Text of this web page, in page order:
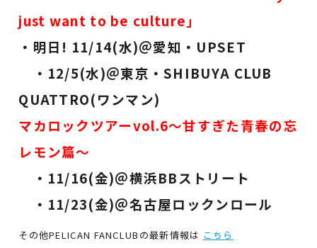
just want to be culture」
・明日! 11/14(水)＠愛知・UPSET
・12/5(水)＠東京・SHIBUYA CLUB
QUATTRO(ワンマン)
マカロックツアーvol.6〜甘すぎた青春の忘
レモン篇〜
・11/16(金)＠横浜BBストリート
・11/23(金)＠名古屋ロックンロール
その他PELICAN FANCLUBの最新情報は こちら